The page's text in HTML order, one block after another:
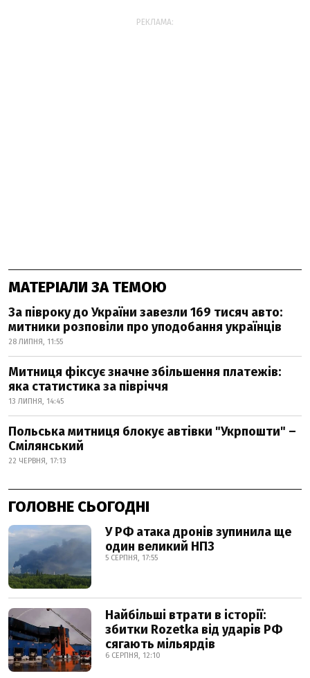
РЕКЛАМА:
МАТЕРІАЛИ ЗА ТЕМОЮ
За півроку до України завезли 169 тисяч авто:
митники розповіли про уподобання українців
28 ЛИПНЯ, 11:55
Митниця фіксує значне збільшення платежів:
яка статистика за півріччя
13 ЛИПНЯ, 14:45
Польська митниця блокує автівки "Укрпошти" –
Смілянський
22 ЧЕРВНЯ, 17:13
ГОЛОВНЕ СЬОГОДНІ
У РФ атака дронів зупинила ще
один великий НПЗ
5 СЕРПНЯ, 17:55
Найбільші втрати в історії:
збитки Rozetka від ударів РФ
сягають мільярдів
6 СЕРПНЯ, 12:10